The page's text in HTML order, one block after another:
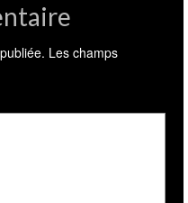
Les champs